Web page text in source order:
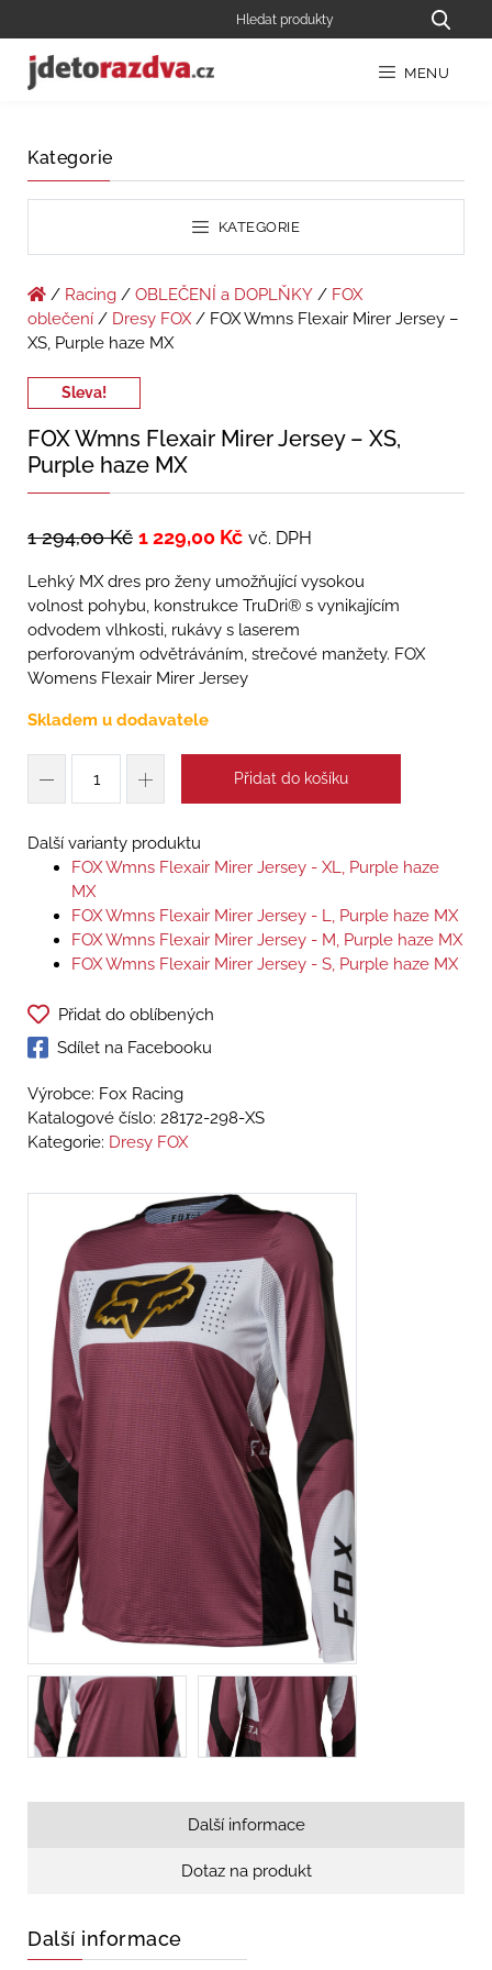
MENU
Kategorie
KATEGORIE
/ Racing / OBLEČENÍ a DOPLŇKY / FOX
oblečení / Dresy FOX/ FOX Wmns Flexair Mirer Jersey –
XS, Purple haze MX
Sleva!
FOX Wmns Flexair Mirer Jersey – XS,
Purple haze MX
1 294,00Kč 1 229,00 Kč vč. DPH
Lehký MX dres pro ženy umožňující vysokou
volnost pohybu, konstrukce TruDri® s vynikajícím
odvodem vlhkosti, rukávy s laserem
perforovaným odvětráváním, strečové manžety. FOX
Womens Flexair Mirer Jersey
Skladem u dodavatele
Přidat do košíku
Další varianty produktu
FOX Wmns Flexair Mirer Jersey - XL, Purple haze
MX
FOX Wmns Flexair Mirer Jersey - L, Purple haze MX
FOX Wmns Flexair Mirer Jersey - M, Purple haze MX
FOX Wmns Flexair Mirer Jersey - S, Purple haze MX
Přidat do oblíbených
Sdílet na Facebooku
Výrobce: Fox Racing
Katalogové číslo: 28172-298-XS
Kategorie: Dresy FOX
Další informace
Dotaz na produkt
Další informace